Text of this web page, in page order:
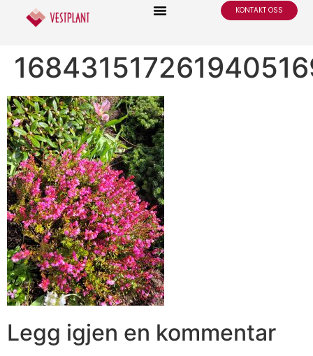
KONTAKT OSS
Legg igjen en kommentar